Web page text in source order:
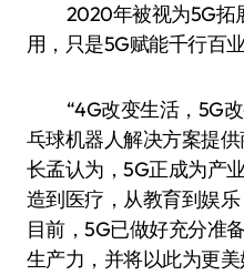
2020年被视为5G拓
用，只是5G赋能千行百
“4G改变生活，5G
乓球机器人解决方案提
长孟认为，5G正成为产
造到医疗，从教育到娱乐
目前，5G已做好充分准
生产力，并将以此为更美